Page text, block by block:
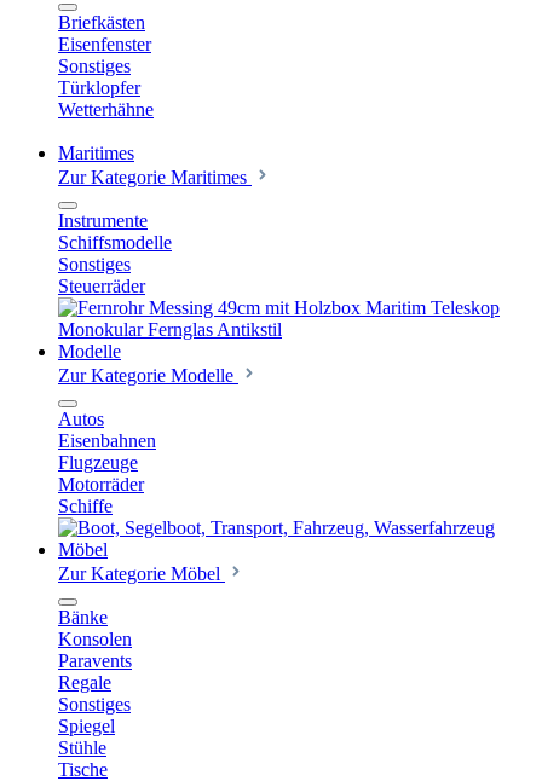
Briefkästen
Eisenfenster
Sonstiges
Türklopfer
Wetterhähne
Maritimes
Zur Kategorie Maritimes
Instrumente
Schiffsmodelle
Sonstiges
Steuerräder
Modelle
Zur Kategorie Modelle
Autos
Eisenbahnen
Flugzeuge
Motorräder
Schiffe
Möbel
Zur Kategorie Möbel
Bänke
Konsolen
Paravents
Regale
Sonstiges
Spiegel
Stühle
Tische